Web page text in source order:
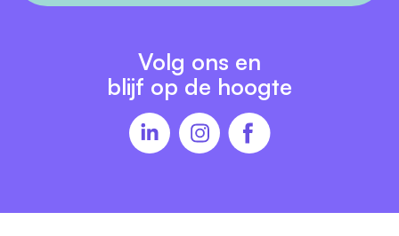
Volg ons en
blijf op de hoogte